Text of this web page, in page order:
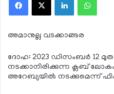
അമാനുല്ല വടക്കാങ്ങര
ദോഹ: 2023 ഡിസംബര്‍ 12
നടക്കാനിരിക്കുന്ന ക്ലബ്
അറേബ്യയില്‍ നടക്കുമെന്ന്